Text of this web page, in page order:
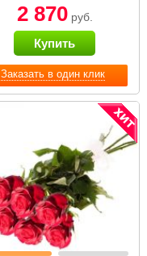
Заказать в один клик
2 870руб.
Купить